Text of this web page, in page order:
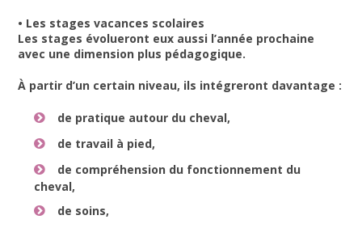
• Les stages vacances scolaires
Les stages évolueront eux aussi l’année prochaine
avec une dimension plus pédagogique.
À partir d’un certain niveau, ils intégreront davantage :
de pratique autour du cheval,
de travail à pied,
de compréhension du fonctionnement du
cheval,
de soins,